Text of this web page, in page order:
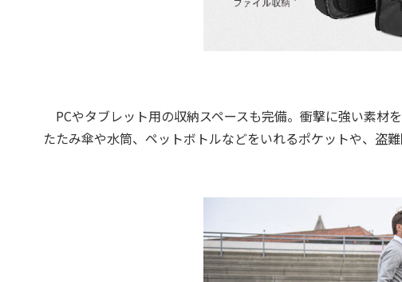
PCやタブレット用の収納スペースも完備。衝撃に強い素材
たたみ傘や水筒、ペットボトルなどをいれるポケットや、盗